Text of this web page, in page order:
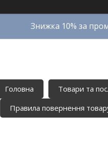
Знижка 10% за
Головна Товари та
Правила повернення